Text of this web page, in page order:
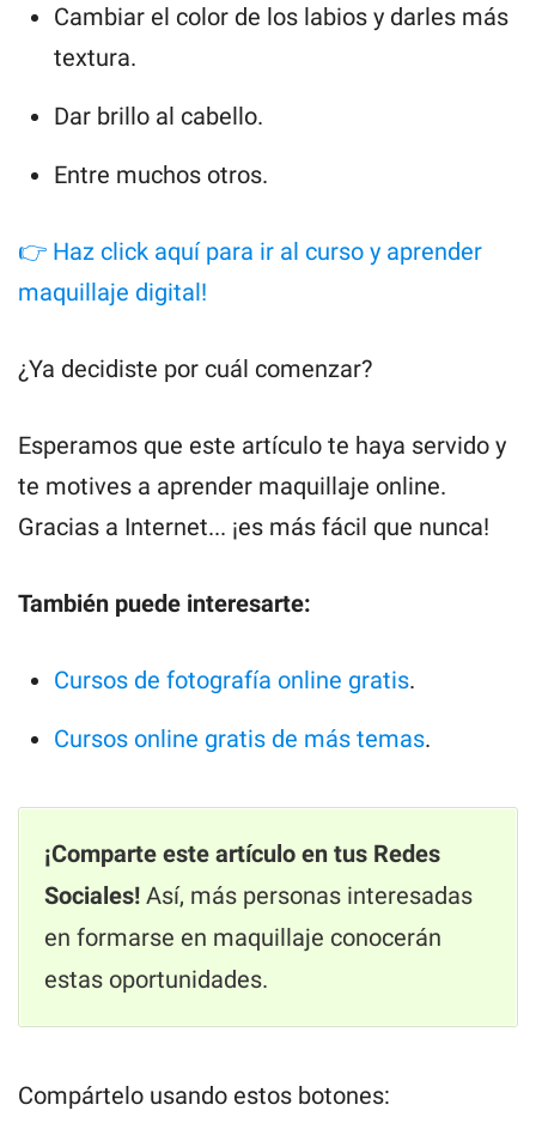
Cambiar el color de los labios y darles más
textura.
Dar brillo al cabello.
Entre muchos otros.
👉 Haz click aquí para ir al curso y aprender
maquillaje digital!
¿Ya decidiste por cuál comenzar?
Esperamos que este artículo te haya servido y
te motives a aprender maquillaje online.
Gracias a Internet... ¡es más fácil que nunca!
También puede interesarte:
Cursos de fotografía online gratis.
Cursos online gratis de más temas.
¡Comparte este artículo en tus Redes
Sociales! Así, más personas interesadas
en formarse en maquillaje conocerán
estas oportunidades.
Compártelo usando estos botones: